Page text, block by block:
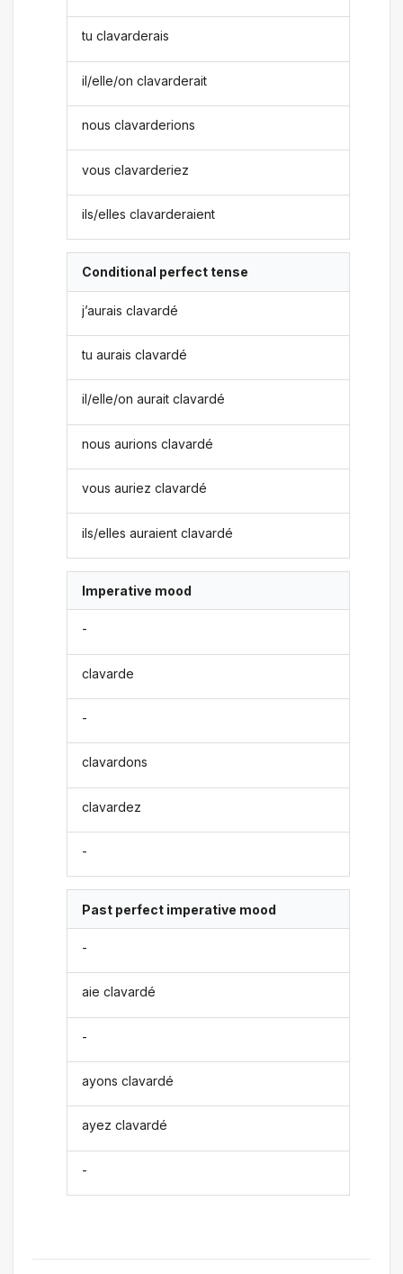
tu clavarderais
il/elle/on clavarderait
nous clavarderions
vous clavarderiez
ils/elles clavarderaient
Conditional perfect tense
j’aurais clavardé
tu aurais clavardé
il/elle/on aurait clavardé
nous aurions clavardé
vous auriez clavardé
ils/elles auraient clavardé
Imperative mood
-
clavarde
-
clavardons
clavardez
-
Past perfect imperative mood
-
aie clavardé
-
ayons clavardé
ayez clavardé
-